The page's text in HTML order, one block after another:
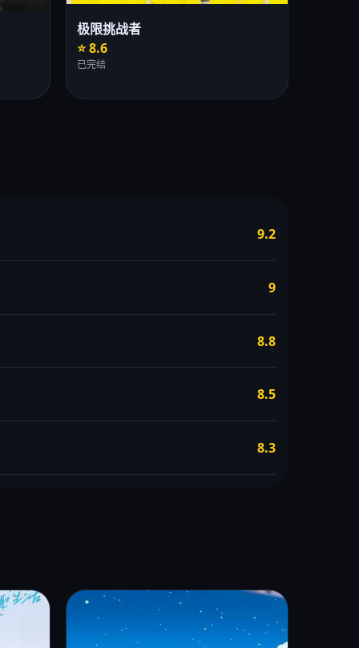
极限挑战者
⭐ 8.6
已完结
9.2
9
8.8
8.5
8.3